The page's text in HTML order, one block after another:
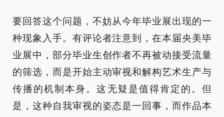
要回答这个问题，不妨从今年毕业展出现的一
种现象入手。有评论者注意到，在本届央美毕
业展中，部分毕业生创作者不再被动接受流量
的筛选，而是开始主动审视和解构艺术生产与
传播的机制本身。这无疑是值得肯定的。但
是，这种自我审视的姿态是一回事，而作品本